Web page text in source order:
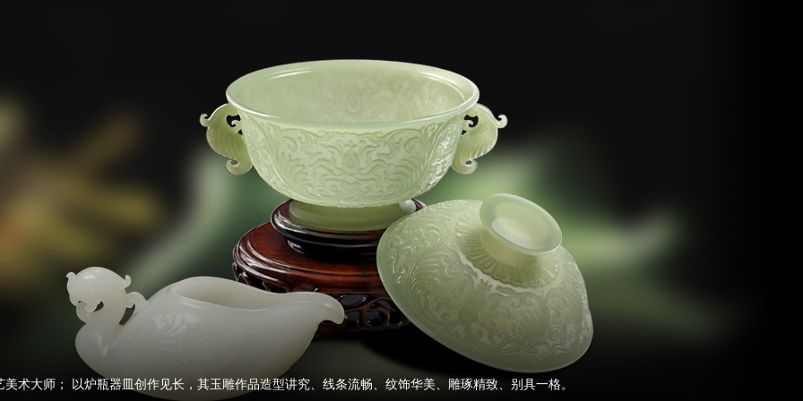
美术大师； 以炉瓶器皿创作见长，其玉雕作品造型讲究、线条流畅、纹饰华美、雕琢精致、别具一格。